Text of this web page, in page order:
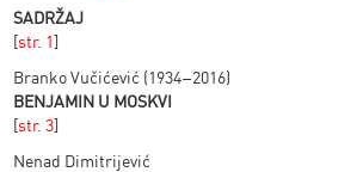
SADRŽAJ
[str. 1]
Branko Vučićević (1934–2016)
BENJAMIN U MOSKVI
[str. 3]
Nenad Dimitrijević